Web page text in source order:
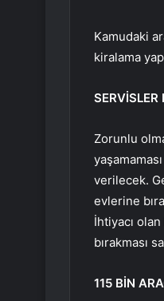
Kamudaki
kiralama
Zorunlu
verilecek.
evlerine
İhtiyacı
bırakması
115 BİN